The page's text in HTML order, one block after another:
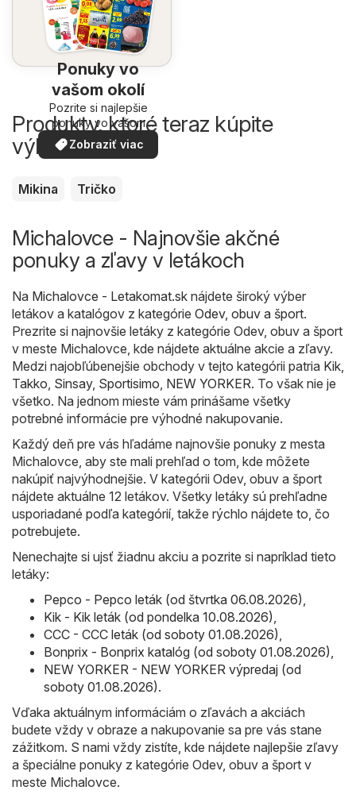
Ponuky vo
vašom okolí
Pozrite si najlepšie
ponuky vo vašom
okolí
Zobraziť viac
Produkty, ktoré teraz kúpite
výhodnejšie
Mikina Tričko
Michalovce - Najnovšie akčné
ponuky a zľavy v letákoch
Na Michalovce - Letakomat.sk nájdete široký výber
letákov a katalógov z kategórie Odev, obuv a šport.
Prezrite si najnovšie letáky z kategórie Odev, obuv a šport
v meste Michalovce, kde nájdete aktuálne akcie a zľavy.
Medzi najobľúbenejšie obchody v tejto kategórii patria Kik
Takko Sinsay, Sportisimo NEW YORKER. To však nie je
všetko. Na jednom mieste vám prinášame všetky
potrebné informácie pre výhodné nakupovanie.
Každý deň pre vás hľadáme najnovšie ponuky z mesta
Michalovce, aby ste mali prehľad o tom, kde môžete
nakúpiť najvýhodnejšie. V kategórii Odev, obuv a šport
nájdete aktuálne 12 letákov. Všetky letáky sú prehľadne
usporiadané podľa kategórií, takže rýchlo nájdete to, čo
potrebujete.
Nenechajte si ujsť žiadnu akciu a pozrite si napríklad tieto
letáky:
Pepco - Pepco leták (od štvrtka 06.08.2026)
Kik - Kik leták (od pondelka 10.08.2026)
CCC - CCC leták (od soboty 01.08.2026)
Bonprix - Bonprix katalóg (od soboty 01.08.2026)
NEW YORKER - NEW YORKER výpredaj (od
soboty 01.08.2026).
Vďaka aktuálnym informáciám o zľavách a akciách
budete vždy v obraze a nakupovanie sa pre vás stane
zážitkom. S nami vždy zistíte, kde nájdete najlepšie zľavy
a špeciálne ponuky z kategórie Odev, obuv a šport v
meste Michalovce.